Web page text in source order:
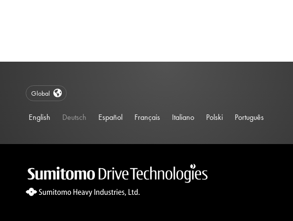
Global
English Deutsch Español Français Italiano Polski Português